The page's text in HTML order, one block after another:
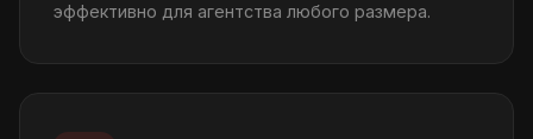
эффективно для агентства любого размера.